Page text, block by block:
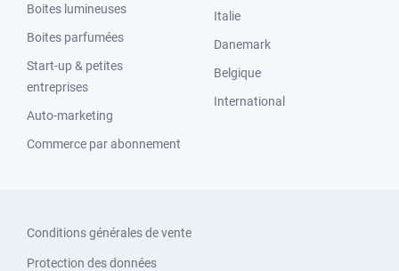
Boites lumineuses
Boites parfumées
Start-up & petites
entreprises
Auto-marketing
Commerce par abonnement
Italie
Danemark
Belgique
International
Conditions générales de vente
Protection des données